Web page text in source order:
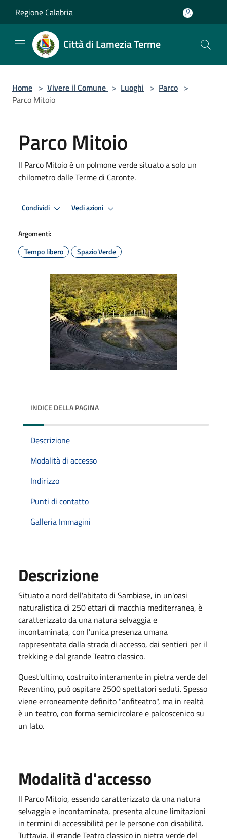
Regione Calabria
Città di Lamezia Terme
Home > Vivere il Comune > Luoghi > Parco >
Parco Mitoio
Parco Mitoio
Il Parco Mitoio è un polmone verde situato a solo un
chilometro dalle Terme di Caronte.
Condividi Vedi azioni
Argomenti:
Tempo libero
Spazio Verde
INDICE DELLA PAGINA
Descrizione
Modalità di accesso
Indirizzo
Punti di contatto
Galleria Immagini
Descrizione
Situato a nord dell'abitato di Sambiase, in un'oasi
naturalistica di 250 ettari di macchia mediterranea, è
caratterizzato da una natura selvaggia e
incontaminata, con l'unica presenza umana
rappresentata dalla strada di accesso, dai sentieri per il
trekking e dal grande Teatro classico.
Quest'ultimo, costruito interamente in pietra verde del
Reventino, può ospitare 2500 spettatori seduti. Spesso
viene erroneamente definito "anfiteatro", ma in realtà
è un teatro, con forma semicircolare e palcoscenico su
un lato.
Modalità d'accesso
Il Parco Mitoio, essendo caratterizzato da una natura
selvaggia e incontaminata, presenta alcune limitazioni
in termini di accessibilità per le persone con disabilità.
Tuttavia, il grande Teatro classico in pietra verde del